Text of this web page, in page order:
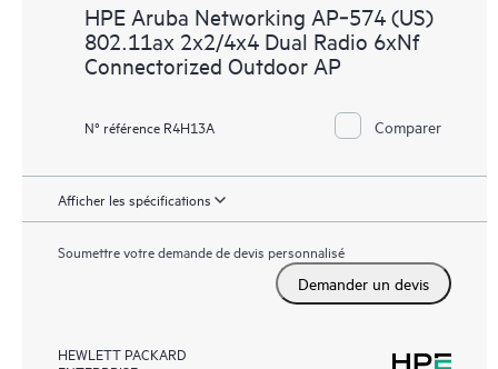
HPE Aruba Networking AP‑574 (US)
802.11ax 2x2/4x4 Dual Radio 6xNf
Connectorized Outdoor AP
N° référence R4H13A Comparer
Afficher les spécifications
Soumettre votre demande de devis personnalisé
Demander un devis
HEWLETT PACKARD